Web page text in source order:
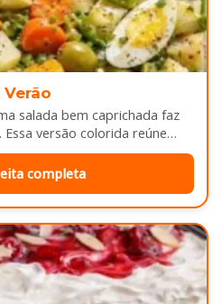
salada bem caprichada faz
versão colorida reúne
completa